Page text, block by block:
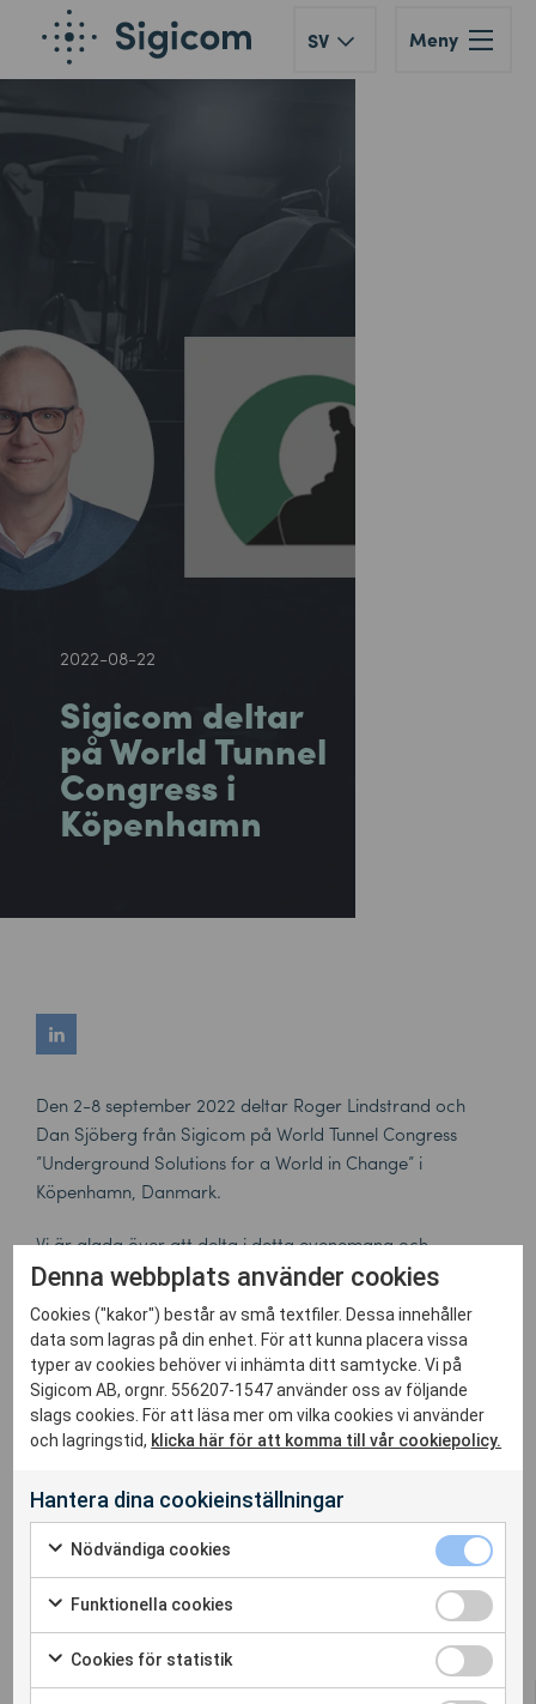
SV Meny
2022-08-22
Sigicom deltar
på World Tunnel
Congress i
Köpenhamn
Den 2-8 september 2022 deltar Roger Lindstrand och
Dan Sjöberg från Sigicom på World Tunnel Congress
”Underground Solutions for a World in Change” i
Köpenhamn, Danmark.
Vi är glada över att delta i detta evenemang och
demonstrera INFRA-systemet – ett komplett system för
omgivningspåverkan.
Vi ser fram emot att se dig där!
What:World Tunnel Congress
When:2-8 september
Läs mer och registrera dig här:https://wtc2022.dk/
Denna webbplats använder cookies
Cookies ("kakor") består av små textfiler. Dessa innehåller
data som lagras på din enhet. För att kunna placera vissa
typer av cookies behöver vi inhämta ditt samtycke. Vi på
Sigicom AB, orgnr. 556207-1547 använder oss av följande
slags cookies. För att läsa mer om vilka cookies vi använder
och lagringstid, klicka här för att komma till vår cookiepolicy.
Hantera dina cookieinställningar
Nödvändiga cookies
Funktionella cookies
Cookies för statistik